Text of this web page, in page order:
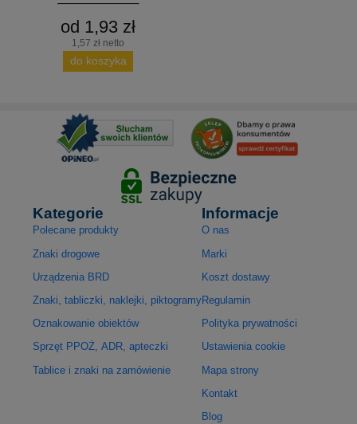
od 1,93 zł
1,57 zł netto
do koszyka
Kategorie
Polecane produkty
Znaki drogowe
Urządzenia BRD
Znaki, tabliczki, naklejki, piktogramy
Oznakowanie obiektów
Sprzęt PPOŻ, ADR, apteczki
Tablice i znaki na zamówienie
Informacje
O nas
Marki
Koszt dostawy
Regulamin
Polityka prywatności
Ustawienia cookie
Mapa strony
Kontakt
Blog